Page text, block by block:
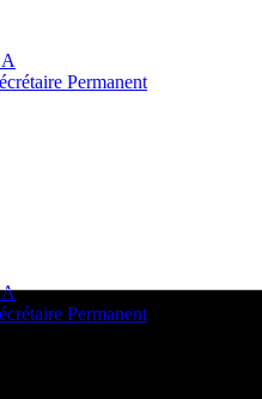
Permanent
Permanent